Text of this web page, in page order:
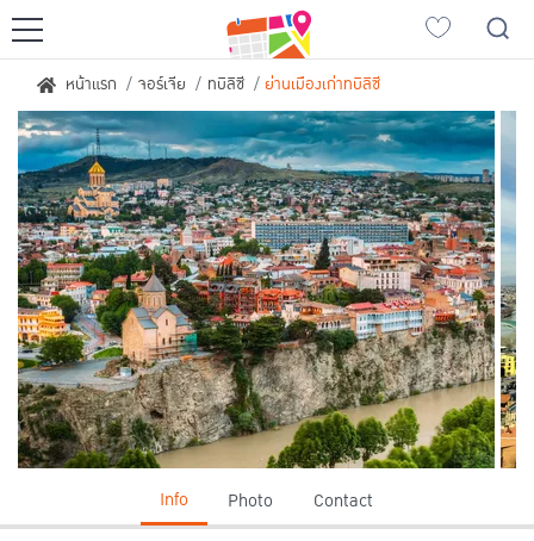
ญี่ปุ่นเที่ยวไหนดี
เที่ยวฮอกไกโด
เที่ยวซัปโปโร
เที่ยวโตเกียว
เที่ยวโอซาก้า
เที่ยวเกียวโต
เที่ยวฟุกุโอกะ
เที่ยวนาโกย่า
เอเชียเที่ยวไหนดี
ญี่ปุ่น
เกาหลีใต้
จีน
เวียดนาม
ลาว
สิงคโปร์
อินโดนีเซีย
หน้าแรก จอร์เจีย ทบิลิซี ย่านเมืองเก่าทบิลิซี
Info Photo Contact